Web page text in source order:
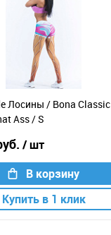
Лосины / Bona Classic
Ass / S
/ шт
В корзину
Купить в 1 клик